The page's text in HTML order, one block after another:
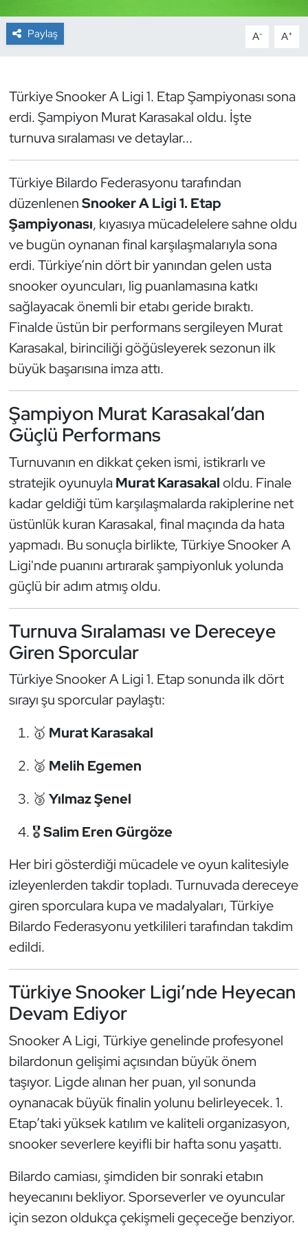
Paylaş A- A+
Türkiye Snooker A Ligi 1. Etap Şampiyonası sona
erdi. Şampiyon Murat Karasakal oldu. İşte
turnuva sıralaması ve detaylar...
Türkiye Bilardo Federasyonu tarafından
düzenlenenSnooker A Ligi 1. Etap
Şampiyonası, kıyasıya mücadelelere sahne oldu
ve bugün oynanan final karşılaşmalarıyla sona
erdi. Türkiye’nin dört bir yanından gelen usta
snooker oyuncuları, lig puanlamasına katkı
sağlayacak önemli bir etabı geride bıraktı.
Finalde üstün bir performans sergileyen Murat
Karasakal, birinciliği göğüsleyerek sezonun ilk
büyük başarısına imza attı.
Şampiyon Murat Karasakal’dan
Güçlü Performans
Turnuvanın en dikkat çeken ismi, istikrarlı ve
stratejik oyunuyla Murat Karasakaloldu. Finale
kadar geldiği tüm karşılaşmalarda rakiplerine net
üstünlük kuran Karasakal, final maçında da hata
yapmadı. Bu sonuçla birlikte, Türkiye Snooker A
Ligi'nde puanını artırarak şampiyonluk yolunda
güçlü bir adım atmış oldu.
Turnuva Sıralaması ve Dereceye
Giren Sporcular
Türkiye Snooker A Ligi 1. Etap sonunda ilk dört
sırayı şu sporcular paylaştı:
🥇 Murat Karasakal
🥈 Melih Egemen
🥉 Yılmaz Şenel
🎖Salim Eren Gürgöze
Her biri gösterdiği mücadele ve oyun kalitesiyle
izleyenlerden takdir topladı. Turnuvada dereceye
giren sporculara kupa ve madalyaları, Türkiye
Bilardo Federasyonu yetkilileri tarafından takdim
edildi.
Türkiye Snooker Ligi’nde Heyecan
Devam Ediyor
Snooker A Ligi, Türkiye genelinde profesyonel
bilardonun gelişimi açısından büyük önem
taşıyor. Ligde alınan her puan, yıl sonunda
oynanacak büyük finalin yolunu belirleyecek. 1.
Etap’taki yüksek katılım ve kaliteli organizasyon,
snooker severlere keyifli bir hafta sonu yaşattı.
Bilardo camiası, şimdiden bir sonraki etabın
heyecanını bekliyor. Sporseverler ve oyuncular
için sezon oldukça çekişmeli geçeceğe benziyor.
Dans Sporları
E-Spor
Eskrim
Futsal
Genel
Golf
Güreş
Halter
Hentbol
İşitme Engelli Sporcular
Judo ve Kuraş
Kano ve Rafting
Karate
Kayak
Kempo
Kick Boks
Kürek
Masa Tenisi
Modern Pentatlon
Motor Sporları
Muay Thai
Okçuluk
Optimist
Oryantiring
Paralimpik
Ragbi
Satranç
Su Topu
Tekvando
Tenis